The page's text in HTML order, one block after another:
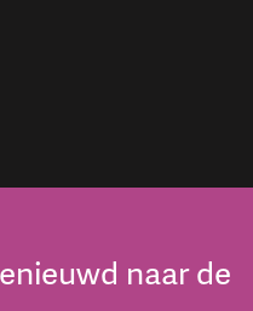
naar de